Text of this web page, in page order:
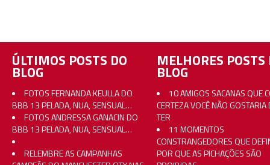
ÚLTIMOS POSTS DO
BLOG
FOTOS FERNANDA KEULLA DO
BBB 13 PELADA, NUA, SENSUAL…
FOTOS ANDRESSA GANACIN DO
BBB 13 PELADA, NUA, SENSUAL…
RELEMBRE AS CAMPANHAS
MELHORES POSTS
BLOG
10 AMIGOS SACANAS QUE
CERTEZA VOCÊ NÃO GOSTARIA
TER
11 MOMENTOS
CONSTRANGEDORES QUE
POR QUE AS PICHAÇÕES SÃO